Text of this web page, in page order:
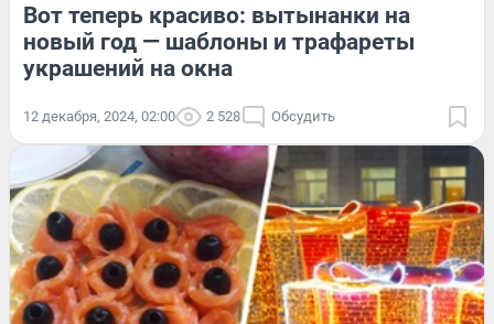
Вот теперь красиво: вытынанки на
новый год — шаблоны и трафареты
украшений на окна
12 декабря, 2024, 02:00 2 528 Обсудить